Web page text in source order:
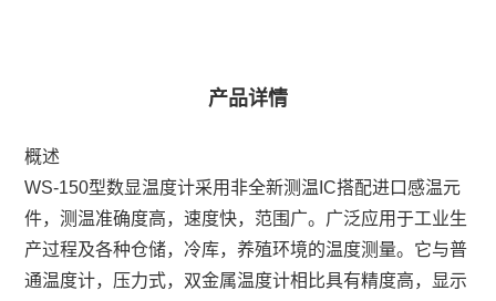
产品详情
概述
WS-150型数显温度计采用非全新测温IC搭配进口感温元
件，测温准确度高，速度快，范围广。广泛应用于工业生
产过程及各种仓储，冷库，养殖环境的温度测量。它与普
通温度计，压力式，双金属温度计相比具有精度高，显示